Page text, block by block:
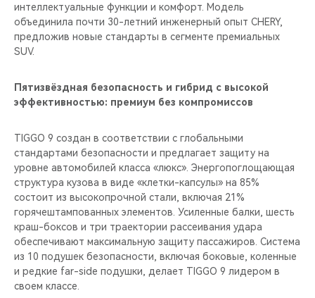
интеллектуальные функции и комфорт. Модель
объединила почти 30-летний инженерный опыт CHERY,
предложив новые стандарты в сегменте премиальных
SUV.
Пятизвёздная безопасность и гибрид с высокой
эффективностью: премиум без компромиссов
TIGGO 9 создан в соответствии с глобальными
стандартами безопасности и предлагает защиту на
уровне автомобилей класса «люкс». Энергопоглощающая
структура кузова в виде «клетки-капсулы» на 85%
состоит из высокопрочной стали, включая 21%
горячештампованных элементов. Усиленные балки, шесть
краш-боксов и три траектории рассеивания удара
обеспечивают максимальную защиту пассажиров. Система
из 10 подушек безопасности, включая боковые, коленные
и редкие far-side подушки, делает TIGGO 9 лидером в
своем классе.